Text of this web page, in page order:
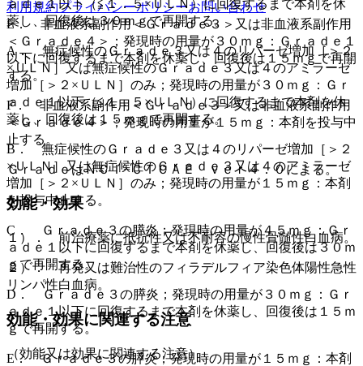
E． 非血液系副作用＜Ｇｒａｄｅ３＞又は非血液系副作用
＜Ｇｒａｄｅ４＞；発現時の用量が３０ｍｇ：Ｇｒａｄｅ１
以下に回復するまで本剤を休薬し、回復後は１５ｍｇで再開
する。
F． 非血液系副作用＜Ｇｒａｄｅ３＞又は非血液系副作用
＜Ｇｒａｄｅ４＞；発現時の用量が１５ｍｇ：本剤を投与中
止する。
ＧｒａｄｅはＮＣＩ−ＣＴＣＡＥ ｖｅｒ４．０による。
効能・効果
１）． 前治療薬に抵抗性又は不耐容の慢性骨髄性白血病。
２）． 再発又は難治性のフィラデルフィア染色体陽性急性
リンパ性白血病。
効能・効果に関連する注意
（効能又は効果に関連する注意）
ａｄｅ１以下（≦１．５×ＵＬＮ）に回復するまで本剤を休
薬し、回復後は３０ｍｇで再開する。
A． 無症候性のＧｒａｄｅ３又は４のリパーゼ増加［＞２
×ＵＬＮ］又は無症候性のＧｒａｄｅ３又は４のアミラーゼ
増加［＞２×ＵＬＮ］のみ；発現時の用量が３０ｍｇ：Ｇｒ
ａｄｅ１以下（≦１．５×ＵＬＮ）に回復するまで本剤を休
薬し、回復後は１５ｍｇで再開する。
B． 無症候性のＧｒａｄｅ３又は４のリパーゼ増加［＞２
×ＵＬＮ］又は無症候性のＧｒａｄｅ３又は４のアミラーゼ
増加［＞２×ＵＬＮ］のみ；発現時の用量が１５ｍｇ：本剤
を投与中止する。
C． Ｇｒａｄｅ３の膵炎；発現時の用量が４５ｍｇ：Ｇｒ
ａｄｅ１以下に回復するまで本剤を休薬し、回復後は３０ｍ
ｇで再開する。
D． Ｇｒａｄｅ３の膵炎；発現時の用量が３０ｍｇ：Ｇｒ
ａｄｅ１以下に回復するまで本剤を休薬し、回復後は１５ｍ
ｇで再開する。
E． Ｇｒａｄｅ３の膵炎；発現時の用量が１５ｍｇ：本剤
利用規約プライバシーポリシーお問い合わせ